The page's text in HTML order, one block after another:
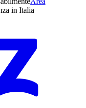
in Italia